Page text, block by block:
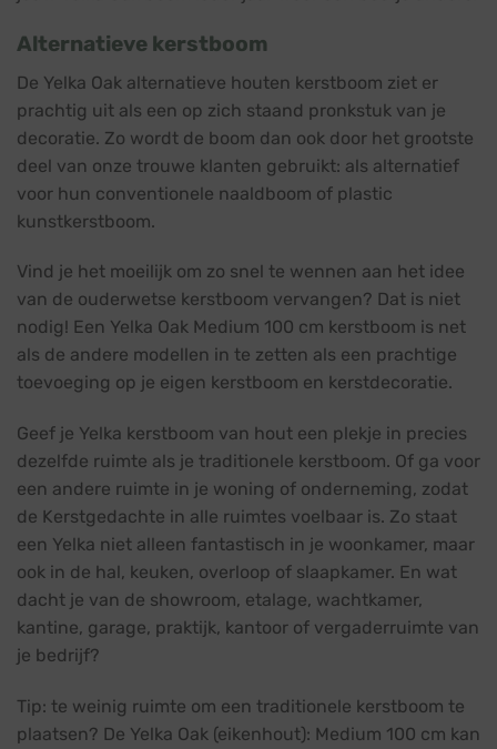
Alternatieve kerstboom
De Yelka Oak alternatieve houten kerstboom ziet er
prachtig uit als een op zich staand pronkstuk van je
decoratie. Zo wordt de boom dan ook door het grootste
deel van onze trouwe klanten gebruikt: als alternatief
voor hun conventionele naaldboom of plastic
kunstkerstboom.
Vind je het moeilijk om zo snel te wennen aan het idee
van de ouderwetse kerstboom vervangen? Dat is niet
nodig! Een Yelka Oak Medium 100 cm kerstboom is net
als de andere modellen in te zetten als een prachtige
toevoeging op je eigen kerstboom en kerstdecoratie.
Geef je Yelka kerstboom van hout een plekje in precies
dezelfde ruimte als je traditionele kerstboom. Of ga voor
een andere ruimte in je woning of onderneming, zodat
de Kerstgedachte in alle ruimtes voelbaar is. Zo staat
een Yelka niet alleen fantastisch in je woonkamer, maar
ook in de hal, keuken, overloop of slaapkamer. En wat
dacht je van de showroom, etalage, wachtkamer,
kantine, garage, praktijk, kantoor of vergaderruimte van
je bedrijf?
Tip: te weinig ruimte om een traditionele kerstboom te
plaatsen? De Yelka Oak (eikenhout): Medium 100 cm kan